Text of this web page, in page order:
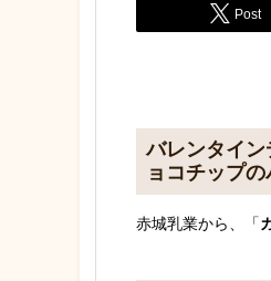
Post
バレンタイ
ョコチップ
赤城乳業から、「